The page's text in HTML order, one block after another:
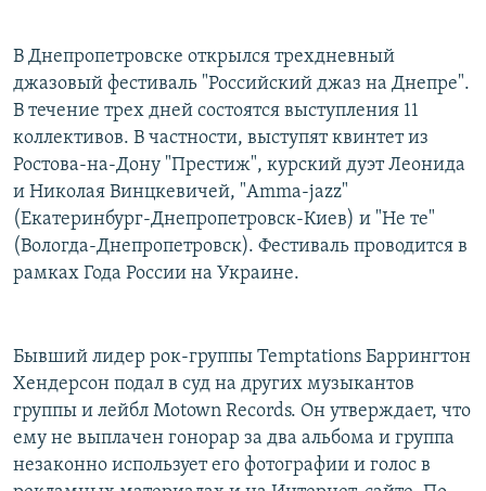
В Днепропетровске открылся трехдневный
джазовый фестиваль "Российский джаз на Днепре".
В течение трех дней состоятся выступления 11
коллективов. В частности, выступят квинтет из
Ростова-на-Дону "Престиж", курский дуэт Леонида
и Николая Винцкевичей, "Amma-jazz"
(Екатеринбург-Днепропетровск-Киев) и "Не те"
(Вологда-Днепропетровск). Фестиваль проводится в
рамках Года России на Украине.
Бывший лидер рок-группы Temptations Баррингтон
Хендерсон подал в суд на других музыкантов
группы и лейбл Motown Records. Он утверждает, что
ему не выплачен гонорар за два альбома и группа
незаконно использует его фотографии и голос в